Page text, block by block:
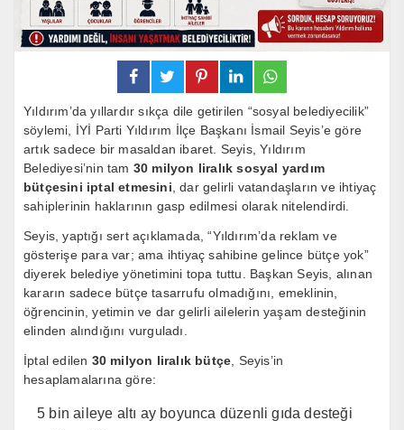
Yıldırım’da yıllardır sıkça dile getirilen “sosyal belediyecilik”
söylemi, İYİ Parti Yıldırım İlçe Başkanı İsmail Seyis’e göre
artık sadece bir masaldan ibaret. Seyis, Yıldırım
Belediyesi’nin tam 30 milyon liralık sosyal yardım
bütçesini iptal etmesini , dar gelirli vatandaşların ve ihtiyaç
sahiplerinin haklarının gasp edilmesi olarak nitelendirdi.
Seyis, yaptığı sert açıklamada, “Yıldırım’da reklam ve
gösterişe para var; ama ihtiyaç sahibine gelince bütçe yok”
diyerek belediye yönetimini topa tuttu. Başkan Seyis, alınan
kararın sadece bütçe tasarrufu olmadığını, emeklinin,
öğrencinin, yetimin ve dar gelirli ailelerin yaşam desteğinin
elinden alındığını vurguladı.
İptal edilen 30 milyon liralık bütçe , Seyis’in
hesaplamalarına göre:
5 bin aileye altı ay boyunca düzenli gıda desteği